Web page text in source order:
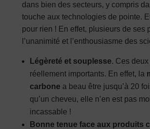
dans bien des secteurs, y compris
touche aux technologies de pointe.
pour rien ! En effet, plusieurs de ses
l’unanimité et l’enthousiasme des
Légèreté et souplesse. Ces
réellement importants. En effet, la
carbone a beau être jusqu’à 20
qu’un cheveu, elle n’en est pas
incassable !
Bonne tenue face aux produits